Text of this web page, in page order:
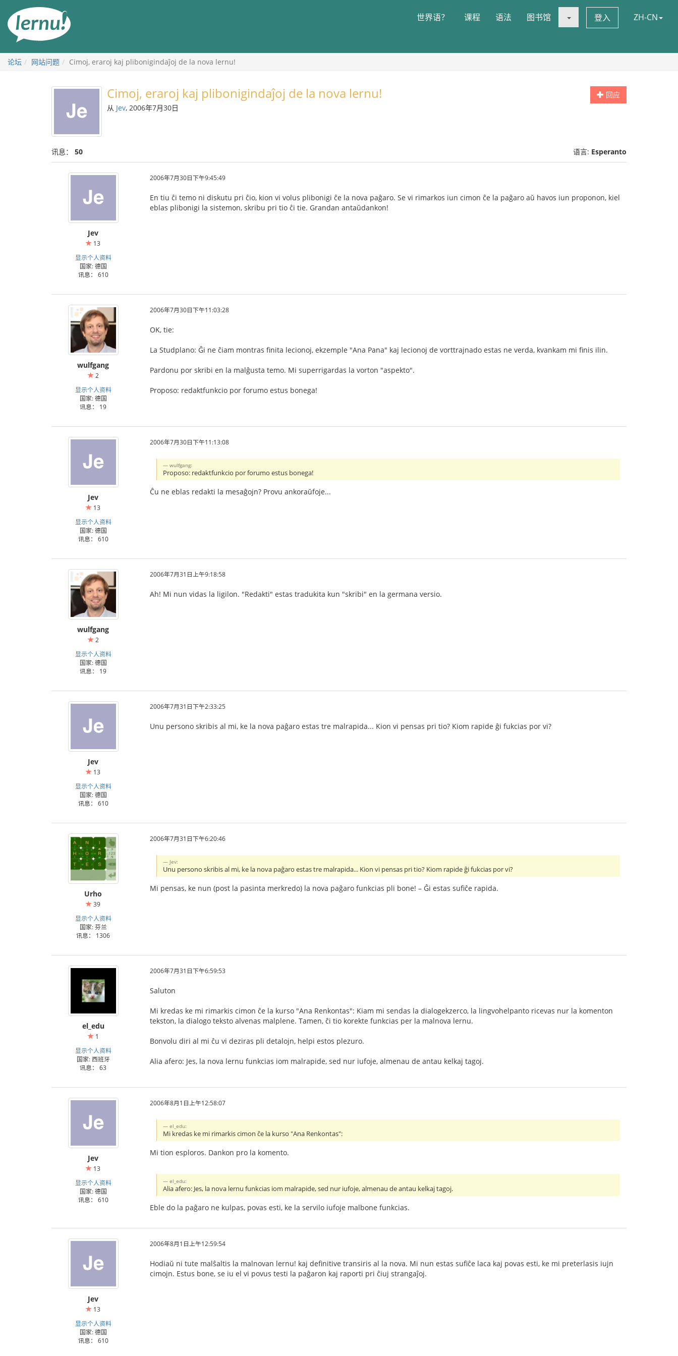
世界语？ 课程 语法 图书馆 登入 ZH-CN
论坛 网站问题 Cimoj, eraroj kaj plibonigindaĵoj de la nova lernu!
回应
Cimoj, eraroj kaj plibonigindaĵoj de la nova lernu!
从 Jev, 2006年7月30日
讯息： 50 语言: Esperanto
Jev
13
显示个人资料
国家: 德国
讯息： 610
2006年7月30日下午9:45:49
En tiu ĉi temo ni diskutu pri ĉio, kion vi volus plibonigi ĉe la nova paĝaro. Se vi rimarkos iun cimon ĉe la paĝaro aŭ havos iun proponon, kiel
eblas plibonigi la sistemon, skribu pri tio ĉi tie. Grandan antaŭdankon!
wulfgang
2
显示个人资料
国家: 德国
讯息： 19
2006年7月30日下午11:03:28
OK, tie:
La Studplano: Ĝi ne ĉiam montras finita lecionoj, ekzemple "Ana Pana" kaj lecionoj de vorttrajnado estas ne verda, kvankam mi finis ilin.
Pardonu por skribi en la malĝusta temo. Mi superrigardas la vorton "aspekto".
Proposo: redaktfunkcio por forumo estus bonega!
Jev
13
显示个人资料
国家: 德国
讯息： 610
2006年7月30日下午11:13:08
wulfgang:
Proposo: redaktfunkcio por forumo estus bonega!
Ĉu ne eblas redakti la mesaĝojn? Provu ankoraŭfoje...
wulfgang
2
显示个人资料
国家: 德国
讯息： 19
2006年7月31日上午9:18:58
Ah! Mi nun vidas la ligilon. "Redakti" estas tradukita kun "skribi" en la germana versio.
Jev
13
显示个人资料
国家: 德国
讯息： 610
2006年7月31日下午2:33:25
Unu persono skribis al mi, ke la nova paĝaro estas tre malrapida... Kion vi pensas pri tio? Kiom rapide ĝi fukcias por vi?
Urho
39
显示个人资料
国家: 芬兰
讯息： 1306
2006年7月31日下午6:20:46
Jev:
Unu persono skribis al mi, ke la nova paĝaro estas tre malrapida... Kion vi pensas pri tio? Kiom rapide ĝi fukcias por vi?
Mi pensas, ke nun (post la pasinta merkredo) la nova paĝaro funkcias pli bone! – Ĝi estas sufiĉe rapida.
el_edu
1
显示个人资料
国家: 西班牙
讯息： 63
2006年7月31日下午6:59:53
Saluton
Mi kredas ke mi rimarkis cimon ĉe la kurso "Ana Renkontas": Kiam mi sendas la dialogekzerco, la lingvohelpanto ricevas nur la komenton
tekston, la dialogo teksto alvenas malplene. Tamen, ĉi tio korekte funkcias per la malnova lernu.
Bonvolu diri al mi ĉu vi deziras pli detalojn, helpi estos plezuro.
Alia afero: Jes, la nova lernu funkcias iom malrapide, sed nur iufoje, almenau de antau kelkaj tagoj.
Jev
13
显示个人资料
国家: 德国
讯息： 610
2006年8月1日上午12:58:07
el_edu:
Mi kredas ke mi rimarkis cimon ĉe la kurso "Ana Renkontas":
Mi tion esploros. Dankon pro la komento.
el_edu:
Alia afero: Jes, la nova lernu funkcias iom malrapide, sed nur iufoje, almenau de antau kelkaj tagoj.
Eble do la paĝaro ne kulpas, povas esti, ke la servilo iufoje malbone funkcias.
Jev
13
显示个人资料
国家: 德国
讯息： 610
2006年8月1日上午12:59:54
Hodiaŭ ni tute malŝaltis la malnovan lernu! kaj definitive transiris al la nova. Mi nun estas sufiĉe laca kaj povas esti, ke mi preterlasis iujn
cimojn. Estus bone, se iu el vi povus testi la paĝaron kaj raporti pri ĉiuj strangaĵoj.